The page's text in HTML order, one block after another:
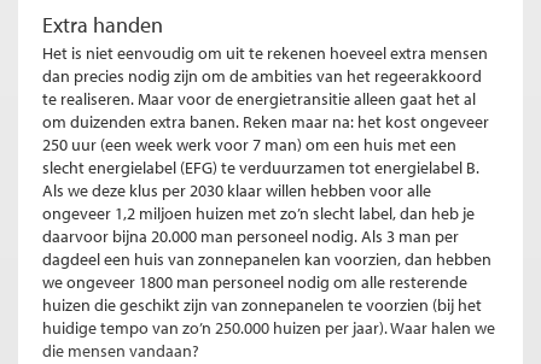
Extra handen
Het is niet eenvoudig om uit te rekenen hoeveel extra mensen
dan precies nodig zijn om de ambities van het regeerakkoord
te realiseren. Maar voor de energietransitie alleen gaat het al
om duizenden extra banen. Reken maar na: het kost ongeveer
250 uur (een week werk voor 7 man) om een huis met een
slecht energielabel (EFG) te verduurzamen tot energielabel B.
Als we deze klus per 2030 klaar willen hebben voor alle
ongeveer 1,2 miljoen huizen met zo’n slecht label, dan heb je
daarvoor bijna 20.000 man personeel nodig. Als 3 man per
dagdeel een huis van zonnepanelen kan voorzien, dan hebben
we ongeveer 1800 man personeel nodig om alle resterende
huizen die geschikt zijn van zonnepanelen te voorzien (bij het
huidige tempo van zo’n 250.000 huizen per jaar). Waar halen we
die mensen vandaan?